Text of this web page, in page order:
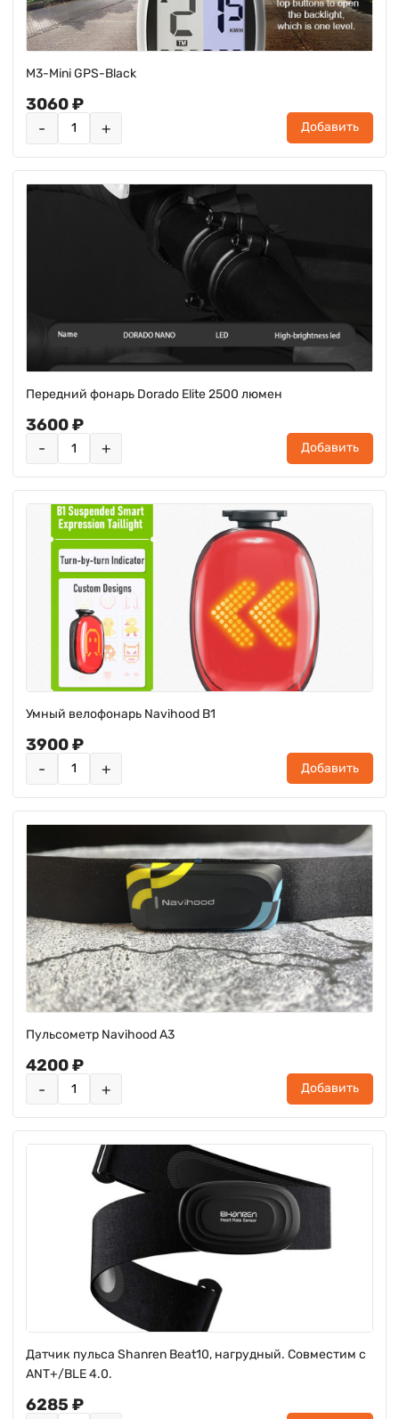
M3-Mini GPS-Black
3060 ₽
- + Добавить
Передний фонарь Dorado Elite 2500 люмен
3600 ₽
- + Добавить
Умный велофонарь Navihood B1
3900 ₽
- + Добавить
Пульсометр Navihood A3
4200 ₽
- + Добавить
Датчик пульса Shanren Beat10, нагрудный. Совместим с
ANT+/BLE 4.0.
6285 ₽